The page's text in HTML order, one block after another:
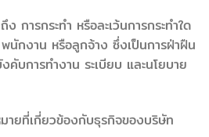
การกระทำ หรือละเว้นการกระทำใด
นักงาน หรือลูกจ้าง ซึ่งเป็นการฝ่าฝืน
บการทำงาน ระเบียบ และนโยบาย
ยที่เกี่ยวข้องกับธุรกิจของบริษัท